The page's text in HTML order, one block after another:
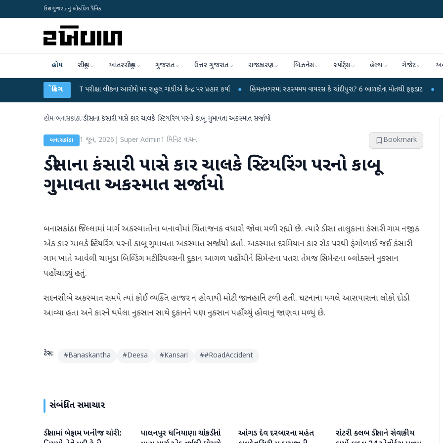
ઉત્તર ગુજરાતનું લોકપ્રિય દૈનિક
હોમ રાષ્ટ્રીય આંતરરાષ્ટ્રીય ગુજરાત ઉત્તર ગુજરાત રાજકારણ બિઝનેસ સ્પોર્ટ્સ હેલ્થ ગેજેટ
બ્રેકિંગ
UGC-NET પરીક્ષા લીકના આરોપો પર રાહુલ ગાંધીએ કેન્દ્ર પર પ્રહાર કર્યા ● હિંમતનગરમાં રહસ્યમય વાયરસ કે ચાંદીપુરા? 6 બાળકોના મોતથી ફફડાટ ● હવામાન વિભાગે
હોમ/બનાસકાંઠા/ડીસાના કંસારી પાસે કાર ચાલકે સ્ટિયરિંગ પરનો કાબૂ ગુમાવતા અકસ્માત સર્જાયો
બનાસકાંઠા 1 જૂન, 2026 Super Admin1 મિનિટ વાંચન Bookmark
ડીસાના કંસારી પાસે કાર ચાલકે સ્ટિયરિંગ પરનો કાબૂ
ગુમાવતા અકસ્માત સર્જાયો
બનાસકાંઠા જિલ્લામાં માર્ગ અકસ્માતોના બનાવોમાં ચિંતાજનક વધારો જોવા મળી રહ્યો છે. ત્યારે ડીસા તાલુકાના કંસારી ગામ નજીક
એક કાર ચાલકે સ્ટિયરિંગ પરનો કાબૂ ગુમાવતા અકસ્માત સર્જાયો હતો. અકસ્માત દરમિયાન કાર રોડ પરથી ફંગોળાઈ જઈ કંસારી
ગામ ખાતે આવેલી ચામુંડા બિલ્ડિંગ મટીરિયલ્સની દુકાન આગળ પહોંચીને સિમેન્ટના પતરા તેમજ સિમેન્ટના બ્લોક્સને નુકસાન
પહોંચાડ્યું હતું.
સદનસીબે અકસ્માત સમયે ત્યાં કોઈ વ્યક્તિ હાજર ન હોવાથી મોટી જાનહાનિ ટળી હતી. ઘટનાના પગલે આસપાસના લોકો દોડી
આવ્યા હતા અને કારને થયેલા નુકસાન સાથે દુકાનને પણ નુકસાન પહોંચ્યું હોવાનું જાણવા મળ્યું છે.
ટેગ્સ: #Banaskantha #Deesa #Kansari ##RoadAccident
સંબંધિત સમાચાર
બનાસકાંઠા
ડીસામાં બેફામ ખનીજ ચોરી:
બનાસકાંઠા
પાલનપુર ધનિયાણા ચોકડીનો
બનાસકાંઠા
ઓગડ દેવ દરબારના મહંત
બનાસકાંઠા
રોટરી ક્લબ ડીસાને સેવાકીય